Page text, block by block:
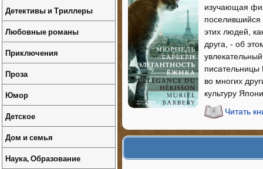
изучающая
поселившийся
этих людей,
друга, - об
во многих
культуру
Читать
Детективы и Триллеры
Любовные романы
Приключения
Проза
Юмор
Детское
Дом и семья
Наука, Образование